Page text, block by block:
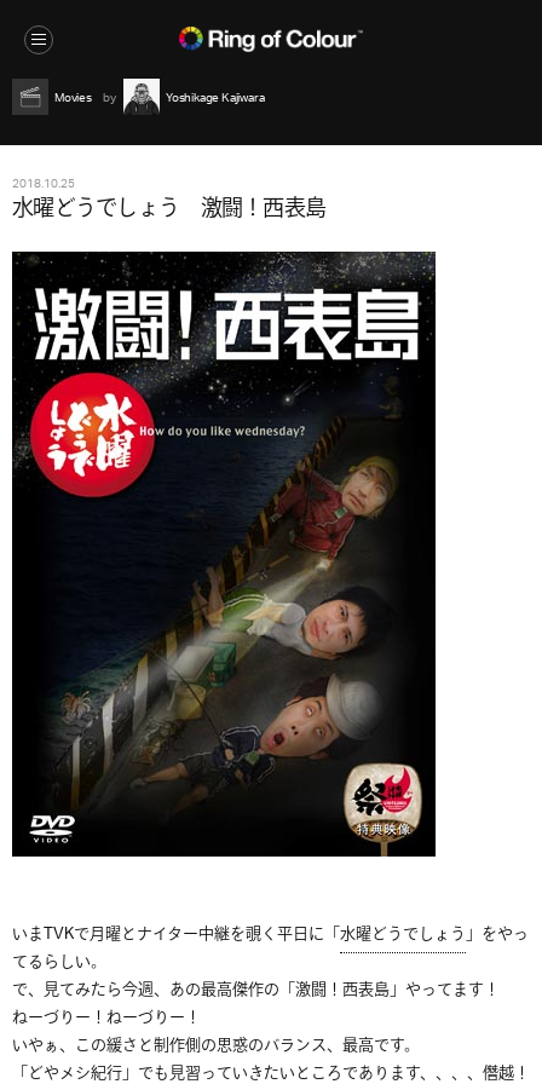
Movies Yoshikage Kajiwara
2018.10.25
水曜どうでしょう 激闘！西表島
いまTVKで月曜とナイター中継を覗く平日に「水曜どうでしょう」をやっ
てるらしい。
で、見てみたら今週、あの最高傑作の「激闘！西表島」やってます！
ねーづりー！ねーづりー！
いやぁ、この緩さと制作側の思惑のバランス、最高です。
「どやメシ紀行」でも見習っていきたいところであります、、、、僭越！